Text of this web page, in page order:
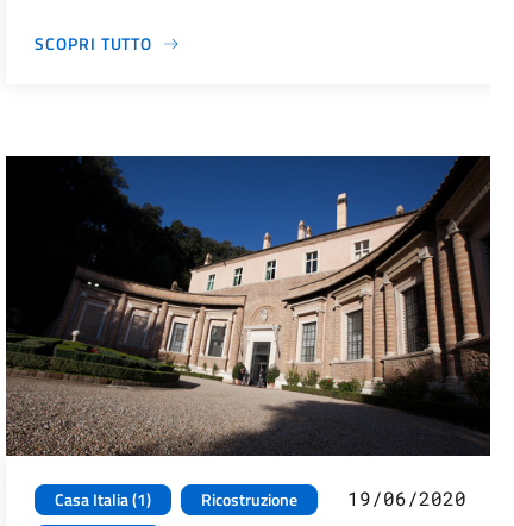
SCOPRI TUTTO
Casa Italia (1)
Ricostruzione
19/06/2020